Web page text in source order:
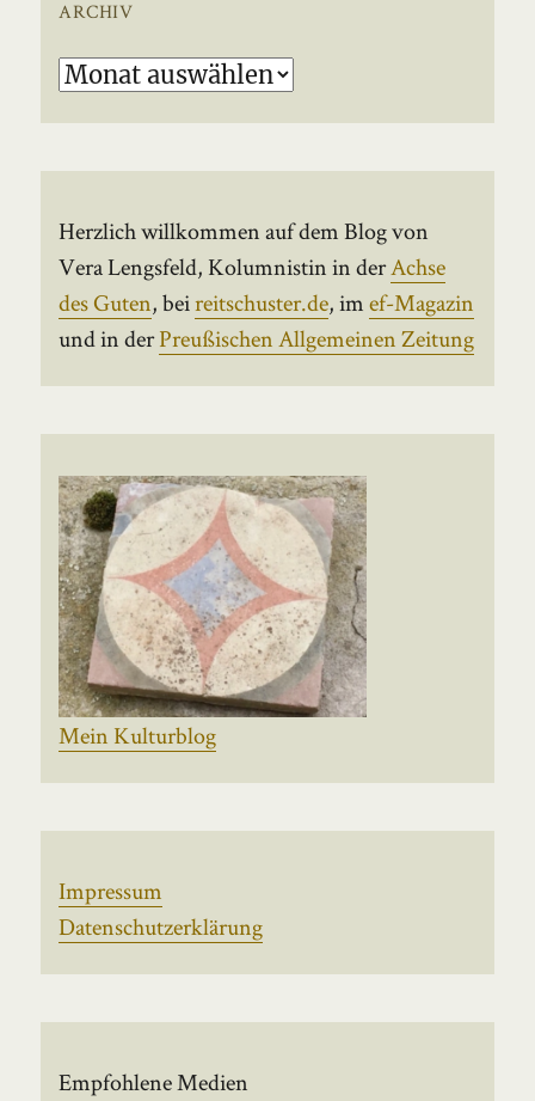
ARCHIV
Archiv
Herzlich willkommen auf dem Blog von
Vera Lengsfeld, Kolumnistin in derAchse
des Guten, beireitschuster.de, imef-Magazin
und in derPreußischen Allgemeinen Zeitung
Mein Kulturblog
Impressum
Datenschutzerklärung
Empfohlene Medien